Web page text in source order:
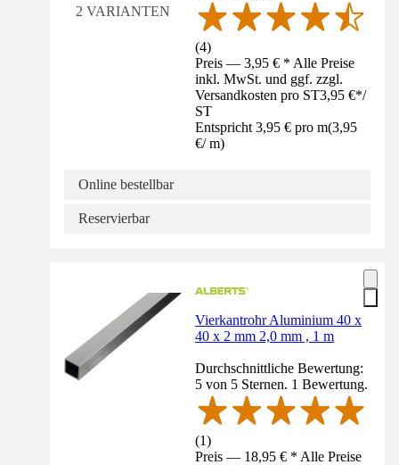
2 VARIANTEN
(4)
Preis — 3,95 € * Alle Preise
inkl. MwSt. und ggf. zzgl.
Versandkosten pro ST3,95 €*/
ST
Entspricht 3,95 € pro m(3,95
€/ m)
Online bestellbar
Reservierbar
Vierkantrohr Aluminium 40 x
40 x 2 mm 2,0 mm , 1 m
Durchschnittliche Bewertung:
5 von 5 Sternen. 1 Bewertung.
(1)
Preis — 18,95 € * Alle Preise